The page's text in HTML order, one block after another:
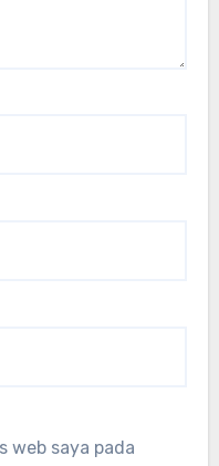
web saya pada